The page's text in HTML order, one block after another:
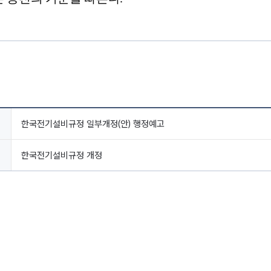
한국전기설비규정 일부개정(안) 행정예고
한국전기설비규정 개정